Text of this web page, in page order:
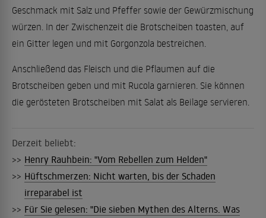
Geschmack mit Salz und Pfeffer sowie der Gewürzmischung
würzen. In der Zwischenzeit die Brotscheiben toasten, auf
ein Gitter legen und mit Gorgonzola bestreichen.
Anschließend das Fleisch und die Pflaumen auf die
Brotscheiben geben und mit Rucola garnieren. Sie können
die gerösteten Brotscheiben mit Salat als Beilage servieren.
Derzeit beliebt:
>> Henry Rauhbein: "Vom Rebellen zum Helden"
>> Hüftschmerzen: Nicht warten, bis der Schaden
irreparabel ist
>> Für Sie gelesen: "Die sieben Mythen des Alterns. Was